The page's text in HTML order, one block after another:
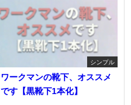
シンプル
ワークマンの靴下、オススメ
です【黒靴下1本化】